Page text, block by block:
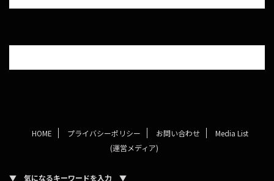
HOME プライバシーポリシー お問い合わせ
Media List
(運営メディア)
▼ 気になるキーワードを入力 ▼